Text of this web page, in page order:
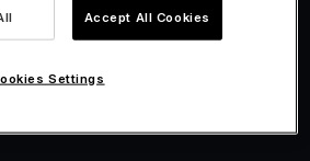
Accept All Cookies
Settings